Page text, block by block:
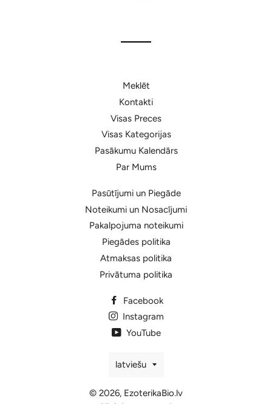
Meklēt
Kontakti
Visas Preces
Visas Kategorijas
Pasākumu Kalendārs
Par Mums
Pasūtījumi un Piegāde
Noteikumi un Nosacījumi
Pakalpojuma noteikumi
Piegādes politika
Atmaksas politika
Privātuma politika
Facebook
Instagram
YouTube
Valoda
latviešu
© 2026, EzoterikaBio.lv